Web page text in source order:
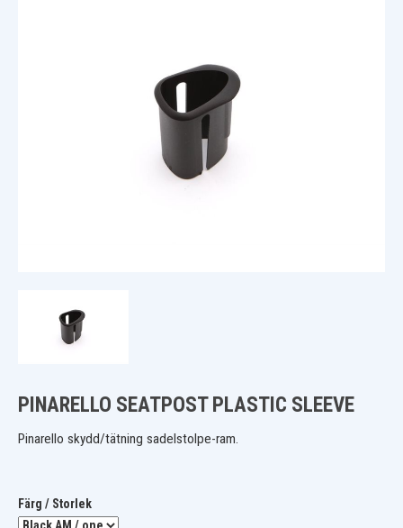
PINARELLO SEATPOST PLASTIC SLEEVE
Pinarello skydd/tätning sadelstolpe-ram.
Färg / Storlek